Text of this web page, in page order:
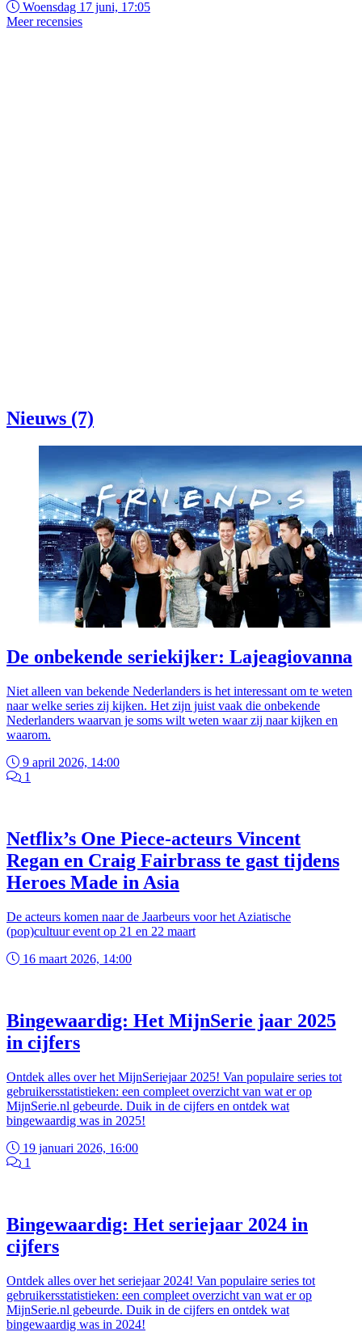
Woensdag 17 juni, 17:05
Meer recensies
Nieuws (7)
De onbekende seriekijker: Lajeagiovanna
Niet alleen van bekende Nederlanders is het interessant om te weten
naar welke series zij kijken. Het zijn juist vaak die onbekende
Nederlanders waarvan je soms wilt weten waar zij naar kijken en
waarom.
9 april 2026, 14:00
1
Netflix’s One Piece-acteurs Vincent
Regan en Craig Fairbrass te gast tijdens
Heroes Made in Asia
De acteurs komen naar de Jaarbeurs voor het Aziatische
(pop)cultuur event op 21 en 22 maart
16 maart 2026, 14:00
Bingewaardig: Het MijnSerie jaar 2025
in cijfers
Ontdek alles over het MijnSeriejaar 2025! Van populaire series tot
gebruikersstatistieken: een compleet overzicht van wat er op
MijnSerie.nl gebeurde. Duik in de cijfers en ontdek wat
bingewaardig was in 2025!
19 januari 2026, 16:00
1
Bingewaardig: Het seriejaar 2024 in
cijfers
Ontdek alles over het seriejaar 2024! Van populaire series tot
gebruikersstatistieken: een compleet overzicht van wat er op
MijnSerie.nl gebeurde. Duik in de cijfers en ontdek wat
bingewaardig was in 2024!